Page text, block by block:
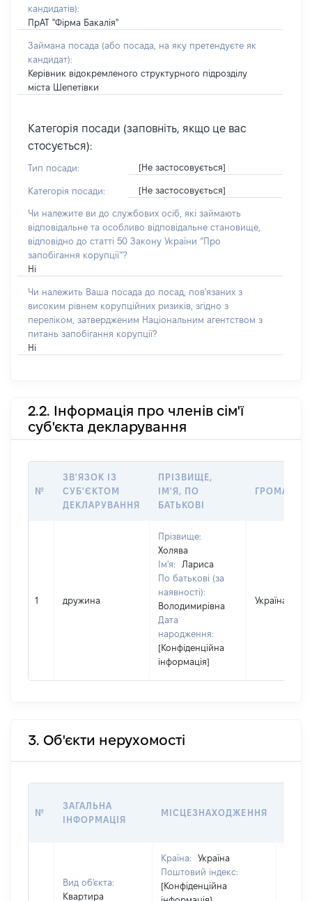
кандидатів):
ПрАТ "Фірма Бакалія"
Займана посада (або посада, на яку претендуєте як
кандидат):
Керівник відокремленого структурного підрозділу
міста Шепетівки
Категорія посади (заповніть, якщо це вас
стосується):
Тип посади: [Не застосовується]
Категорія посади: [Не застосовується]
Чи належите ви до службових осіб, які займають
відповідальне та особливо відповідальне становище,
відповідно до статті 50 Закону України “Про
запобігання корупції”?
Ні
Чи належить Ваша посада до посад, пов'язаних з
високим рівнем корупційних ризиків, згідно з
переліком, затвердженим Національним агентством з
питань запобігання корупції?
Ні
2.2. Інформація про членів сім'ї
суб'єкта декларування
№
ЗВ'ЯЗОК ІЗ
СУБ'ЄКТОМ
ДЕКЛАРУВАННЯ
ПРІЗВИЩЕ,
ІМ'Я, ПО
БАТЬКОВІ
1 дружина
Прізвище:
Холява
Ім'я:
Лариса
По батькові (за
наявності):
Володимирівна
Дата
народження:
[Конфіденційна
інформація]
Україна
3. Об'єкти нерухомості
№
ЗАГАЛЬНА
ІНФОРМАЦІЯ
МІСЦЕЗНАХОДЖЕННЯ
Вид об'єкта:
Квартира
Країна:
Україна
Поштовий індекс:
[Конфіденційна